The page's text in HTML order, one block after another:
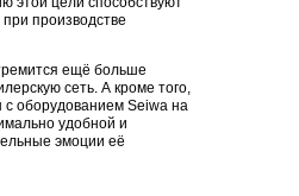
производстве
ещё больше
сеть. А кроме того,
с оборудованием Seiwa на
удобной и
эмоции её